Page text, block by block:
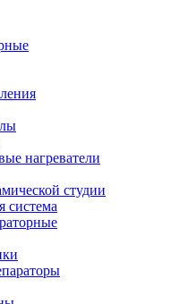
нагреватели
студии
система